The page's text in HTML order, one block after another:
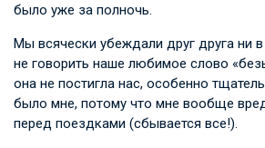
было уже за полночь.
Мы всячески убеждали друг друга ни
не говорить наше любимое слово
она не постигла нас, особенно
было мне, потому что мне вообще
перед поездками (сбывается все!).